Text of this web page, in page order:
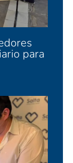
para